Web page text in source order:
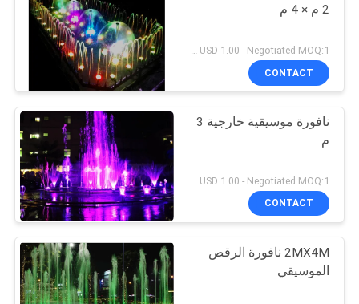
2 م × 4 م
CONTACT
نافورة موسيقية خارجية 3
م
CONTACT
2MX4M نافورة الرقص
الموسيقي